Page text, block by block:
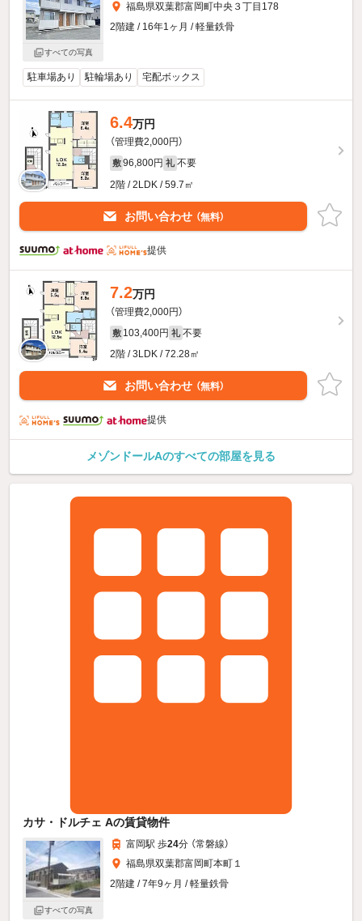
すべての写真
福島県双葉郡富岡町中央３丁目178
2階建 / 16年1ヶ月 / 軽量鉄骨
駐車場あり 駐輪場あり 宅配ボックス
6.4万円
（管理費2,000円）
敷 96,800円 礼 不要
2階 / 2LDK / 59.7㎡
お問い合わせ （無料）
提供
7.2万円
（管理費2,000円）
敷 103,400円 礼 不要
2階 / 3LDK / 72.28㎡
お問い合わせ （無料）
提供
メゾンドールAのすべての部屋を見る
カサ・ドルチェ Aの賃貸物件
すべての写真
富岡駅 歩24分 （常磐線）
福島県双葉郡富岡町本町１
2階建 / 7年9ヶ月 / 軽量鉄骨